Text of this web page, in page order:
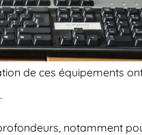
de ces équipements
notamment